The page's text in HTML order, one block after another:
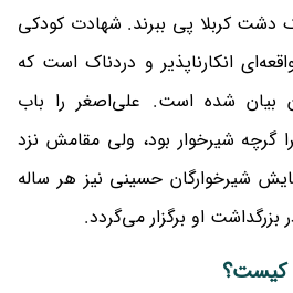
دشت کربلا پی ببرند. شهادت کودکی
انکارناپذیر و دردناک است که
بیان شده است. علی‌اصغر را باب‌
گرچه شیرخوار بود، ولی مقامش نزد
شیرخوارگان حسینی نیز هر ساله
او برگزار می‌گردد.
کیست؟